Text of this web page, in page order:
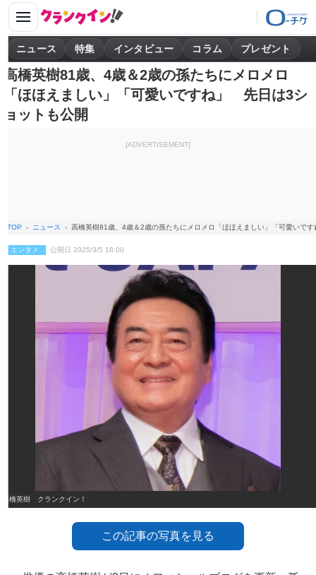
ニュース 特集 インタビュー コラム プレゼント
高橋英樹81歳、4歳＆2歳の孫たちにメロメロ
「ほほえましい」「可愛いですね」 先日は3シ
ョットも公開
[ADVERTISEMENT]
TOP ニュース 高橋英樹81歳、4歳＆2歳の孫たちにメロメロ「ほほえましい」「可愛いで
エンタメ 公開日 2025/3/5 18:00
高橋英樹 クランクイン！
この記事の写真を見る